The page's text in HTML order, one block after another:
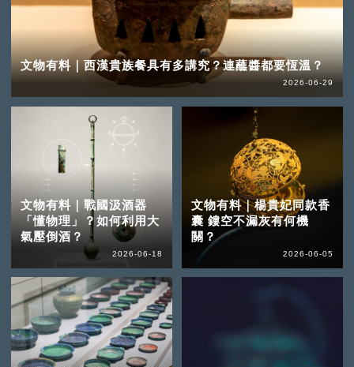
文物有料｜西漢貴族餐具有多講究？連蘸醬都要恆溫？
2026-06-29
文物有料｜戰國汲酒器
「懂物理」？如何利用大
氣壓倒酒？
2026-06-18
文物有料｜楊貴妃同款香
囊 鏤空不漏灰有何機
關？
2026-06-05